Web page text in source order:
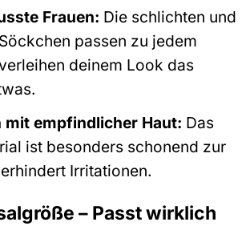
Frauen: Die schlichten und
passen zu jedem
deinem Look das
mit empfindlicher Haut: Das
ist besonders schonend zur
Irritationen.
– Passt wirklich